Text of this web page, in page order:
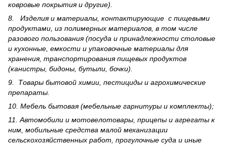
ковровые покрытия и другие).
8. Изделия и материалы, контактирующие с пищевыми
продуктами, из полимерных материалов, в том числе
разового пользования (посуда и принадлежности столовые
и кухонные, емкости и упаковочные материалы для
хранения, транспортирования пищевых продуктов
(канистры, бидоны, бутыли, бочки).
9. Товары бытовой химии, пестициды и агрохи­мические
препараты.
10. Мебель бытовая (мебельные гарнитуры и комплекты);
11. Автомобили и мотовелотовары, прицепы и агрегаты к
ним, мобильные средства малой механизации
сельскохозяйственных работ, прогулочные суда и иные